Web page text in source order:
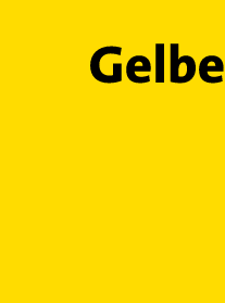
Gelbe